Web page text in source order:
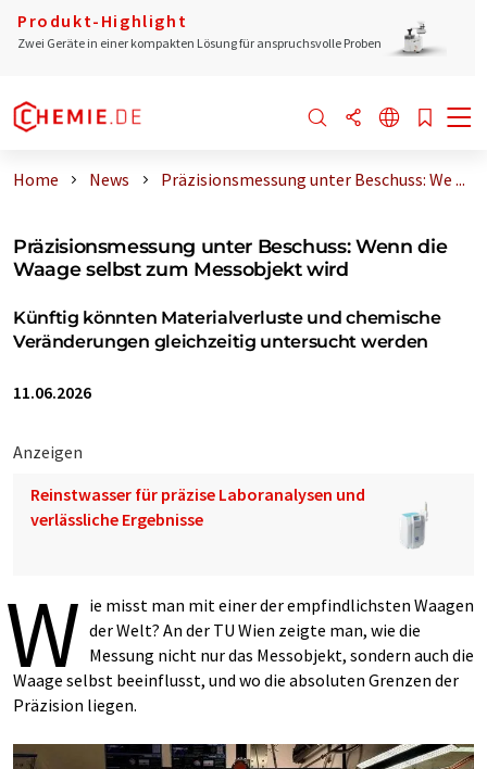
Produkt-Highlight
Zwei Geräte in einer kompakten Lösung für anspruchsvolle Proben
Home News Präzisionsmessung unter Beschuss: We ...
Präzisionsmessung unter Beschuss: Wenn die
Waage selbst zum Messobjekt wird
Künftig könnten Materialverluste und chemische
Veränderungen gleichzeitig untersucht werden
11.06.2026
Anzeigen
Reinstwasser für präzise Laboranalysen und
verlässliche Ergebnisse
W ie misst man mit einer der empfindlichsten Waagen
der Welt? An der TU Wien zeigte man, wie die
Messung nicht nur das Messobjekt, sondern auch die
Waage selbst beeinflusst, und wo die absoluten Grenzen der
Präzision liegen.